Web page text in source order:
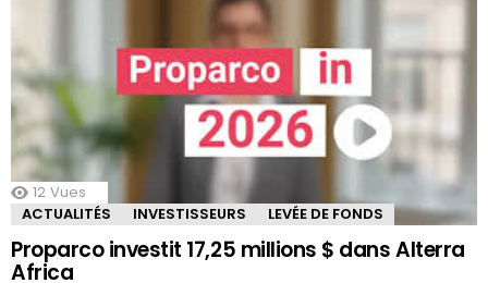
12 Vues
ACTUALITÉS
INVESTISSEURS LEVÉE DE FONDS
Proparco investit 17,25 millions $ dans Alterra
Africa